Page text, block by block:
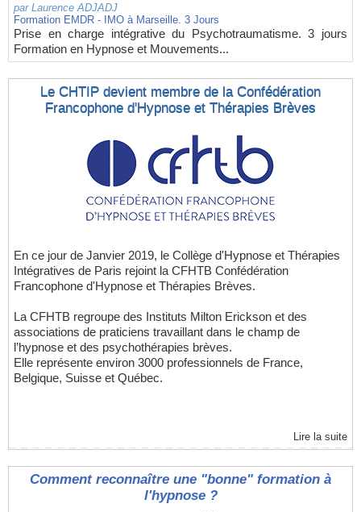
par Laurence ADJADJ
Formation EMDR - IMO à Marseille. 3 Jours
Prise en charge intégrative du Psychotraumatisme. 3 jours
Formation en Hypnose et Mouvements...
Le CHTIP devient membre de la Confédération
Francophone d'Hypnose et Thérapies Brèves
En ce jour de Janvier 2019, le Collège d'Hypnose et Thérapies
Intégratives de Paris rejoint la CFHTB Confédération
Francophone d'Hypnose et Thérapies Brèves.
La CFHTB regroupe des Instituts Milton Erickson et des
associations de praticiens travaillant dans le champ de
l’hypnose et des psychothérapies brèves.
Elle représente environ 3000 professionnels de France,
Belgique, Suisse et Québec.
Lire la suite
Comment reconnaître une "bonne" formation à
l'hypnose ?